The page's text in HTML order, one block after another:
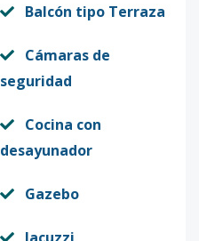
Balcón tipo Terraza
Cámaras de
seguridad
Cocina con
desayunador
Gazebo